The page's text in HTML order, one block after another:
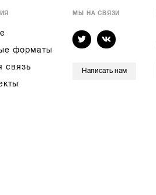
форматы
связь
МЫ НА СВЯЗИ
Написать нам